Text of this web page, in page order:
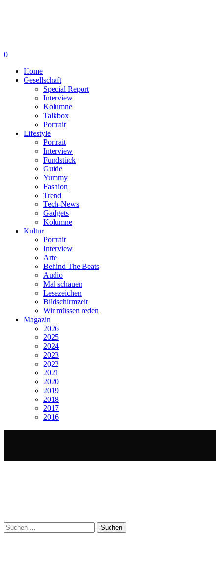
0
Home
Gesellschaft
Special Report
Interview
Kolumne
Talkbox
Portrait
Lifestyle
Portrait
Interview
Fundstück
Guide
Yummy
Fashion
Trend
Tech-News
Gadgets
Kolumne
Kultur
Portrait
Interview
Arte
Behind The Beats
Audio
Mal schauen
Lesezeichen
Bildschirmzeit
Wir müssen reden
Magazin
2026
2025
2024
2023
2022
2021
2020
2019
2018
2017
2016
Suchen
nach: